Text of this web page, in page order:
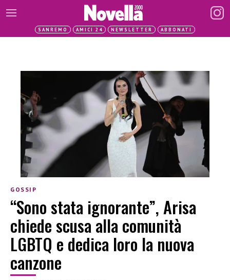
SANREMO AMICI 24 NEWSLETTER ABBONATI
GOSSIP
“Sono stata ignorante”, Arisa
chiede scusa alla comunità
LGBTQ e dedica loro la nuova
canzone